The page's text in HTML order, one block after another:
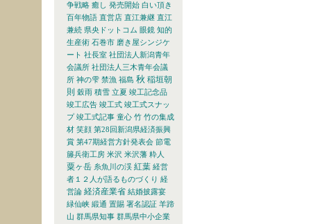
争戦略 癒し 発売開始 白い頂き
百年物語 直営店 直江兼継 直江
兼続 県央ドットコム 眼鏡 知的
生産術 石巻市 磨き屋シンジケ
ート 社長室 社団法人新潟青年
会議所 社団法人三木青年会議
所 神の雫 禁漁 福島 秋 稲垣朝
則 穀雨 積雪 立夏 竣工記念品
竣工広告 竣工式 竣工式スナッ
プ 竣工式記事 童心 竹 竹の集成
材 笑顔 第28回新潟県経済振興
賞 第47期経営方針発表会 節電
籐兵衛工房 米沢 米沢藩 粋人
粟ヶ岳 糸魚川の渓 紅葉 経営
者１２人が語るものづくり 経
営論 経済産業省 結婚披露宴
緑仙峡 緞通 置賜 署名認証 羊蹄
山 群馬県知事 群馬県中小企業